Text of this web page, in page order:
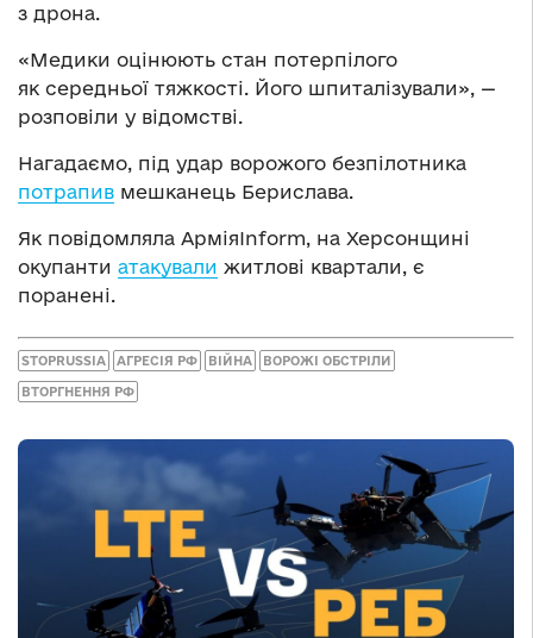
з дрона.
«Медики оцінюють стан потерпілого
як середньої тяжкості. Його шпиталізували», —
розповіли у відомстві.
Нагадаємо, під удар ворожого безпілотника
потрапив мешканець Берислава.
Як повідомляла АрміяInform, на Херсонщині
окупанти атакували житлові квартали, є
поранені.
STOPRUSSIA АГРЕСІЯ РФ ВІЙНА ВОРОЖІ ОБСТРІЛИ
ВТОРГНЕННЯ РФ